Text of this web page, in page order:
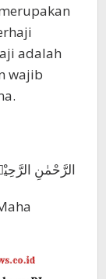
adalah
wajib